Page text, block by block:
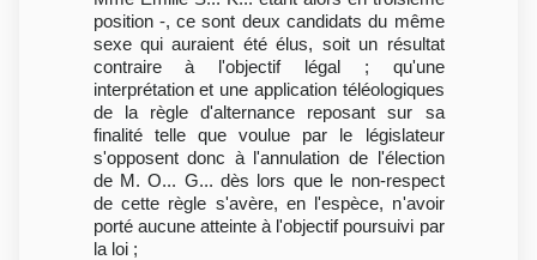
position -, ce sont deux candidats du même
sexe qui auraient été élus, soit un résultat
contraire à l'objectif légal ; qu'une
interprétation et une application téléologiques
de la règle d'alternance reposant sur sa
finalité telle que voulue par le législateur
s'opposent donc à l'annulation de l'élection
de M. O... G... dès lors que le non-respect
de cette règle s'avère, en l'espèce, n'avoir
porté aucune atteinte à l'objectif poursuivi par
la loi ;